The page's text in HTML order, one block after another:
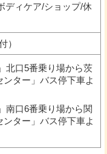
ディケア/ショップ/休
）
北口5番乗り場から茨
ター」バス停下車よ
南口6番乗り場から関
ター」バス停下車よ